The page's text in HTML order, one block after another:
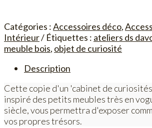
curiosité
Catégories :Accessoires déco,
Intérieur
Étiquettes : ateliers ds
meuble bois, objet de curiosité
Description
Cette copie d'un 'cabinet de
inspiré des petits meubles très en
siècle, vous permettra d'exposer
vos propres trésors.